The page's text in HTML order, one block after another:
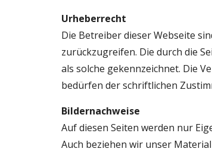
Urheberrecht
Die Betreiber dieser Webseite
zurückzugreifen. Die durch die
als solche gekennzeichnet. Die
bedürfen der schriftlichen
Bildernachweise
Auf diesen Seiten werden nur
Auch beziehen wir unser